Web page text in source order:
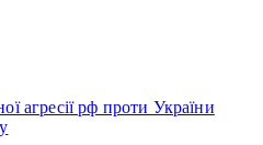
агресії рф проти України